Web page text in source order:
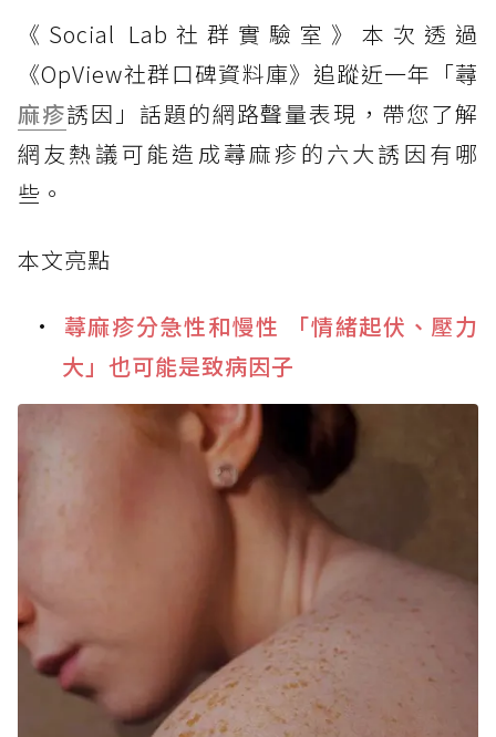
《Social Lab社群實驗室》本次透過
《OpView社群口碑資料庫》追蹤近一年「蕁
麻疹誘因」話題的網路聲量表現，帶您了解
網友熱議可能造成蕁麻疹的六大誘因有哪
些。
本文亮點
蕁麻疹分急性和慢性 「情緒起伏、壓力
大」也可能是致病因子